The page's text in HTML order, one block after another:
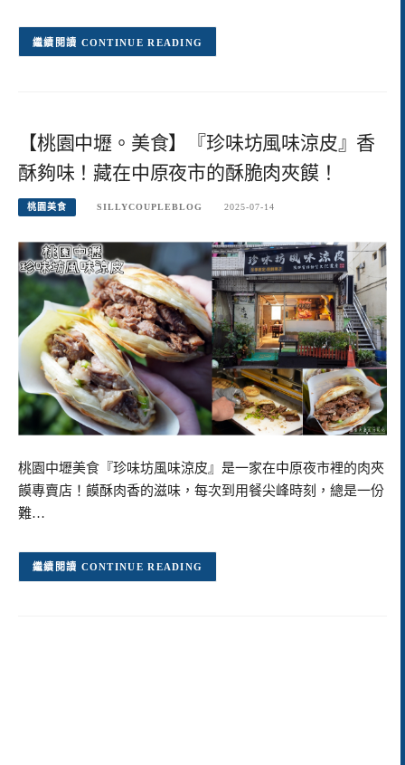
CONTINUE READING
【桃園中壢。美食】『珍味坊風味涼皮』香
酥夠味！藏在中原夜市的酥脆肉夾饃！
桃園美食 SILLYCOUPLEBLOG 2025-07-14
桃園中壢美食『珍味坊風味涼皮』是一家在中原夜市裡的肉夾
饃專賣店！饃酥肉香的滋味，每次到用餐尖峰時刻，總是一份
難…
CONTINUE READING